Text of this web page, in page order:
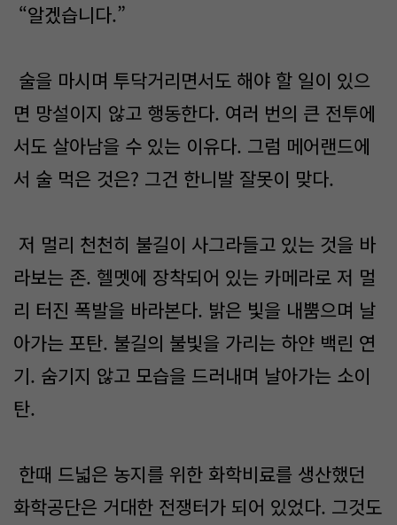
“알겠습니다.”
술을 마시며 투닥거리면서도 해야 할 일이 있으
면 망설이지 않고 행동한다. 여러 번의 큰 전투에
서도 살아남을 수 있는 이유다. 그럼 메어랜드에
서 술 먹은 것은? 그건 한니발 잘못이 맞다.
저 멀리 천천히 불길이 사그라들고 있는 것을 바
라보는 존. 헬멧에 장착되어 있는 카메라로 저 멀
리 터진 폭발을 바라본다. 밝은 빛을 내뿜으며 날
아가는 포탄. 불길의 불빛을 가리는 하얀 백린 연
기. 숨기지 않고 모습을 드러내며 날아가는 소이
탄.
한때 드넓은 농지를 위한 화학비료를 생산했던
화학공단은 거대한 전쟁터가 되어 있었다. 그것도